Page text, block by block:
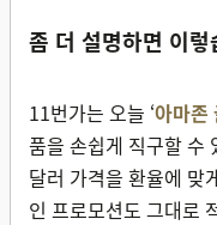
좀 더 설명하면 이렇
11번가는 오늘 ‘아마존
품을 손쉽게 직구할 수
달러 가격을 환율에 맞
인 프로모션도 그대로